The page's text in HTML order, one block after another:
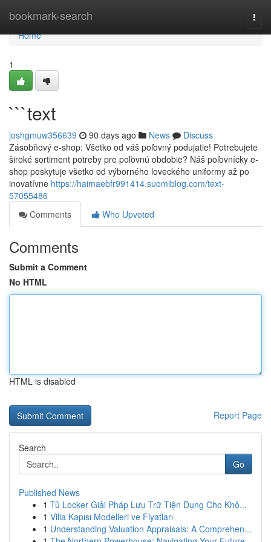
bookmark-search
Home
Home
1
```text
joshgmuw356639 90 days ago News
Discuss
Zásobňový e-shop: Všetko od váš poľovný podujatie! Potrebujete
široké sortiment potreby pre poľovnú obdobie? Náš poľovnícky e-
shop poskytuje všetko od výborného loveckého uniformy až po
inovatívne https://haimaebfr991414.suomiblog.com/text-
57055486
Comments
Who Upvoted
Comments
Submit a Comment
No HTML
HTML is disabled
Report Page
Search
Go
Published News
1 Tủ Locker Giải Pháp Lưu Trữ Tiện Dụng Cho Khô...
1 Villa Kapısı Modelleri ve Fiyatları
1 Understanding Valuation Appraisals: A Comprehen...